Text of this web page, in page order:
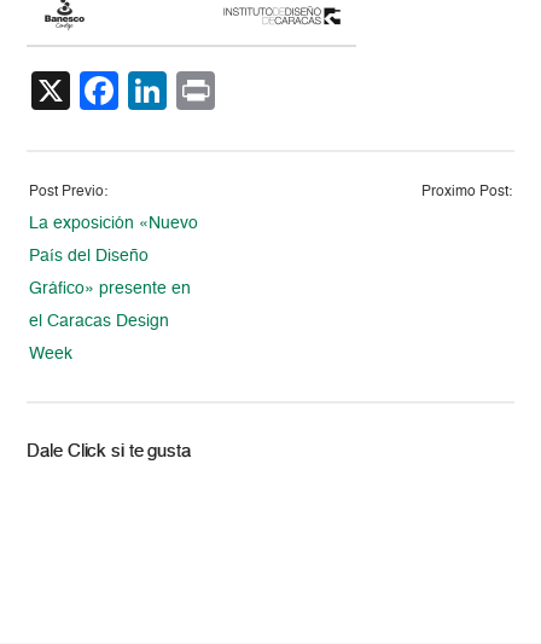
X Facebook
LinkedIn
Post Previo:
La exposición «Nuevo
País del Diseño
Gráfico» presente en
el Caracas Design
Week
Proximo Post:
Dale Click si te gusta